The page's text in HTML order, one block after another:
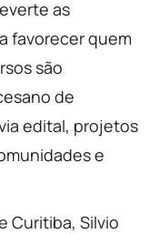
as
favorecer quem
são
de
edital, projetos
e
Curitiba, Silvio